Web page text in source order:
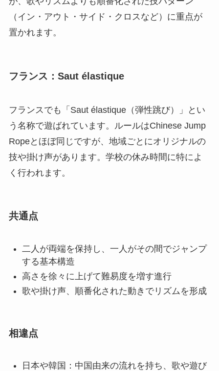
（イン・アウト・サイド・クロスなど）に重点が
置かれます。
フランス：Saut élastique
フランスでも「Saut élastique（弾性跳び）」とい
う名称で遊ばれています。ルールはChinese Jump
Ropeとほぼ同じですが、地域ごとにオリジナルの
技や掛け声があります。学校の休み時間に特によ
く行われます。
共通点
二人が両端を保持し、一人がその間でジャンプ
する基本構造
高さを徐々に上げて難易度を増す進行
歌や掛け声、順番化された動きでリズムを形成
相違点
日本や韓国：中国由来の流れを持ち、歌や遊び